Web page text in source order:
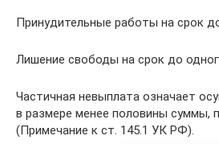
Принудительные работы на срок
Лишение свободы на срок до
Частичная невыплата означает
в размере менее половины суммы,
(Примечание к ст. 145.1 УК РФ).